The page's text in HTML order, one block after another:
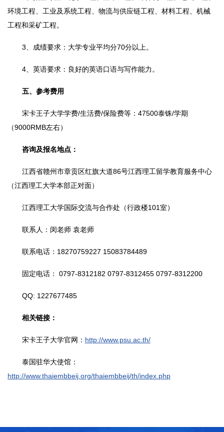
环境工程、工业及系统工程、物流与供应链工程、材料工程、机械
工程和采矿工程。
3、成绩要求：大学专业平均分70分以上。
4、英语要求：良好的英语口语与写作能力。
五、参考费用
宋卡王子大学学费/生活费/保险费等：47500泰铢/学期
（9000RMB左右）
咨询及报名地点：
江西省赣州市章贡区红旗大道86号江西理工留学教育服务中心
（江西理工大学本部正对面）
江西理工大学国际交流与合作处（行政楼101室）
联系人：闵老师 袁老师
联系电话：18270759227 15083784489
固定电话： 0797-8312182 0797-8312455 0797-8312200
QQ: 1227677485
相关链接：
宋卡王子大学官网： http://www.psu.ac.th/
泰国驻华大使馆：
http://www.thaiembbeij.org/thaiembbeij/th/index.php